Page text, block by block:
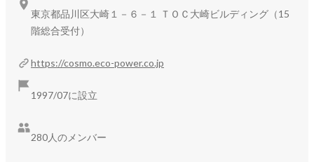
https://cosmo.eco-power.co.jp
1997/07に設立
280人のメンバー
東京都品川区大崎１－６－１ ＴＯＣ大崎ビルディング（15
階総合受付）